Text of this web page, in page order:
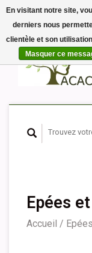
Epées
Accueil /
En visitant notre site,
derniers nous
clientèle et son
Masquer ce